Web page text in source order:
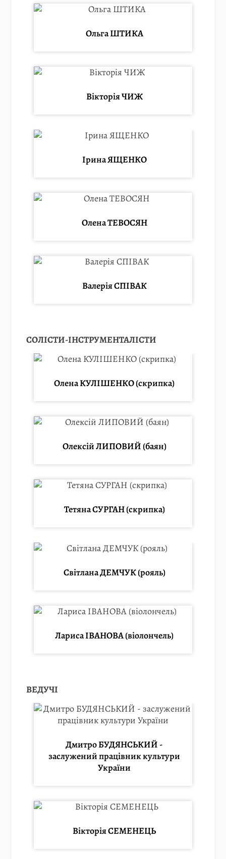
Ольга ШТИКА
Вікторія ЧИЖ
Ірина ЯЩЕНКО
Олена ТЕВОСЯН
Валерія СПІВАК
СОЛІСТИ-ІНСТРУМЕНТАЛІСТИ
Олена КУЛІШЕНКО (скрипка)
Олексій ЛИПОВИЙ (баян)
Тетяна СУРГАН (скрипка)
Світлана ДЕМЧУК (рояль)
Лариса ІВАНОВА (віолончель)
ВЕДУЧІ
Дмитро БУДЯНСЬКИЙ -
заслужений працівник культури
України
Вікторія СЕМЕНЕЦЬ